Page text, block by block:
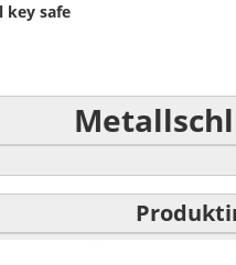
key safe